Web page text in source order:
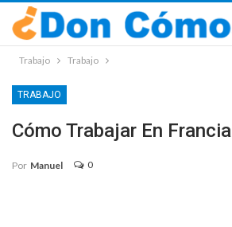
Trabajo Trabajo
TRABAJO
Cómo Trabajar En Francia
Por Manuel 0